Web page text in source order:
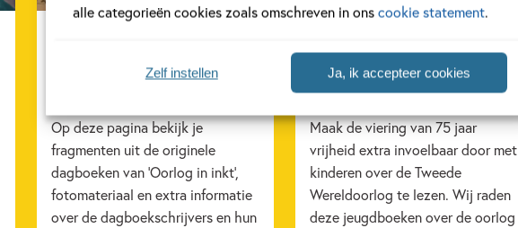
alle categorieën cookies zoals omschreven in onscookie statement.
Ja, ik accepteer cookies
Zelf instellen
Duik in de dagboeken uit
Op deze pagina bekijk je
fragmenten uit de originele
dagboeken van 'Oorlog in inkt',
fotomateriaal en extra informatie
over de dagboekschrijvers en hun
75 jaar vrijheid &
jeugdboeken over de oorlog
Maak de viering van 75 jaar
vrijheid extra invoelbaar door met
kinderen over de Tweede
Wereldoorlog te lezen. Wij raden
deze jeugdboeken over de oorlog